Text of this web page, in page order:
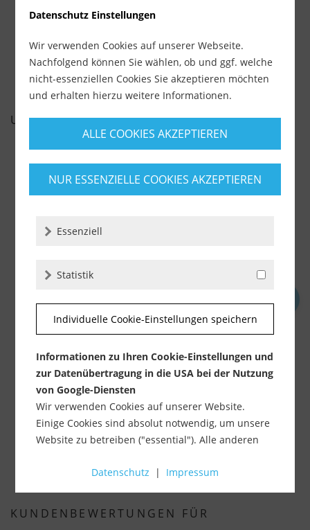
- +
UNSERE EMPFEHLUNGEN
OTTOCOLL M500 - Premium-Hybrid-Klebstoff
Lieferzeit ca. 1-3 Werktage
6,89 €
zzgl. Versandkosten
- +
KUNDENBEWERTUNGEN FÜR
Datenschutz Einstellungen
Wir verwenden Cookies auf unserer Webseite.
Nachfolgend können Sie wählen, ob und ggf. welche
nicht-essenziellen Cookies Sie akzeptieren möchten
und erhalten hierzu weitere Informationen.
ALLE COOKIES AKZEPTIEREN
NUR ESSENZIELLE COOKIES AKZEPTIEREN
Essenziell
Statistik
Individuelle Cookie-Einstellungen speichern
Informationen zu Ihren Cookie-Einstellungen und
zur Datenübertragung in die USA bei der Nutzung
von Google-Diensten
Wir verwenden Cookies auf unserer Website.
Einige Cookies sind absolut notwendig, um unsere
Website zu betreiben ("essential"). Alle anderen
Verwendung zustimmen (z. B. für Google Maps).
Akkordeon-Elementen können Sie wählen, ob Sie
Datenschutz | Impressum